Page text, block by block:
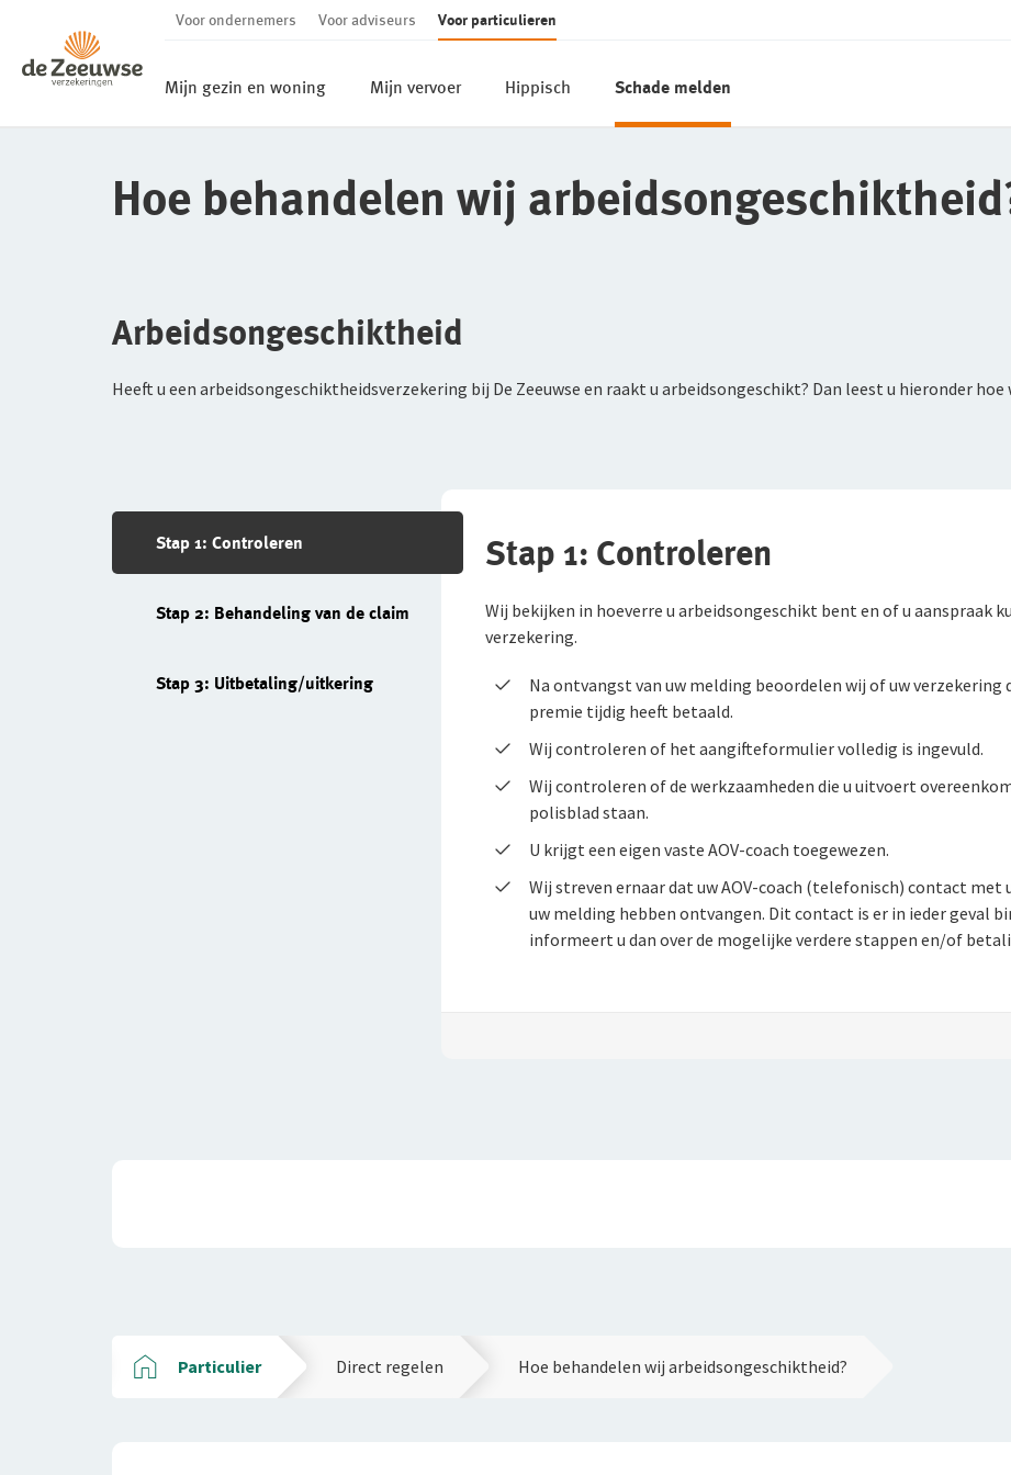
Ga direct naar de inhoud
Voor ondernemers Voor adviseurs Voor particulieren
Mijn gezin en woning Mijn vervoer Hippisch Schade melden
Hoe behandelen wij
Arbeidsongeschiktheid
Heeft u een arbeidsongeschiktheidsverzekering bij De Zeeuwse en raakt u arbeidsongeschikt? Dan leest u hieronder hoe
Stap 1: Controleren Stap 1: Controleren
Wij bekijken in hoeverre u arbeidsongeschikt bent en of u aanspraak
verzekering.
Na ontvangst van uw melding beoordelen wij of uw verzekering
premie tijdig heeft betaald.
Wij controleren of het aangifteformulier volledig is ingevuld.
Wij controleren of de werkzaamheden die u uitvoert
polisblad staan.
U krijgt een eigen vaste AOV-coach toegewezen.
Wij streven ernaar dat uw AOV-coach (telefonisch) contact
uw melding hebben ontvangen. Dit contact is er in ieder geval
informeert u dan over de mogelijke verdere stappen en/of
Stap 2: Behandeling van de claim
Stap 3: Uitbetaling/uitkering
Particulier Direct regelen Hoe behandelen wij arbeidsongeschiktheid?